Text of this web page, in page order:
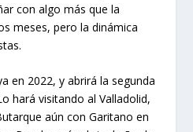
con algo más que la
meses, pero la dinámica
en 2022, y abrirá la segunda
hará visitando al Valladolid,
aún con Garitano en